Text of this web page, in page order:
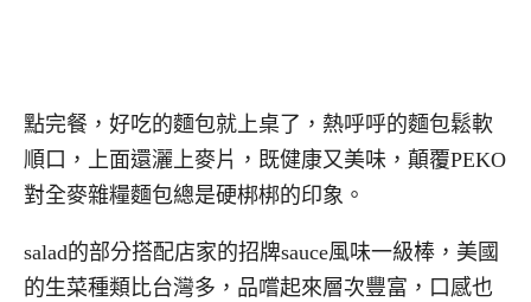
點完餐，好吃的麵包就上桌了，熱呼呼的麵包鬆軟
順口，上面還灑上麥片，既健康又美味，顛覆PEKO
對全麥雜糧麵包總是硬梆梆的印象。
salad的部分搭配店家的招牌sauce風味一級棒，美國
的生菜種類比台灣多，品嚐起來層次豐富，口感也